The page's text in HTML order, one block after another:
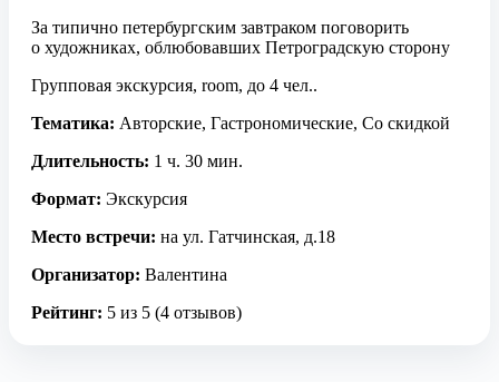
За типично петербургским завтраком поговорить
о художниках, облюбовавших Петроградскую сторону
Групповая экскурсия, room, до 4 чел..
Тематика: Авторские, Гастрономические, Со скидкой
Длительность: 1 ч. 30 мин.
Формат: Экскурсия
Место встречи: на ул. Гатчинская, д.18
Организатор: Валентина
Рейтинг: 5 из 5 (4 отзывов)